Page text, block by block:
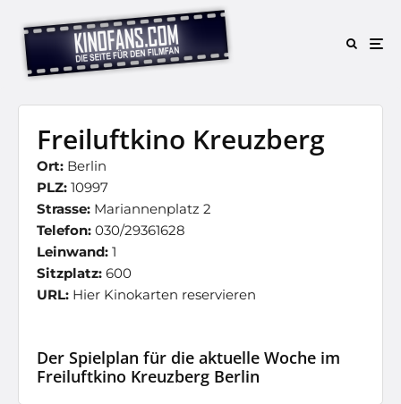
Freiluftkino Kreuzberg
Ort: Berlin
PLZ: 10997
Strasse: Mariannenplatz 2
Telefon: 030/29361628
Leinwand: 1
Sitzplatz: 600
URL: Hier Kinokarten reservieren
Der Spielplan für die aktuelle Woche im
Freiluftkino Kreuzberg Berlin